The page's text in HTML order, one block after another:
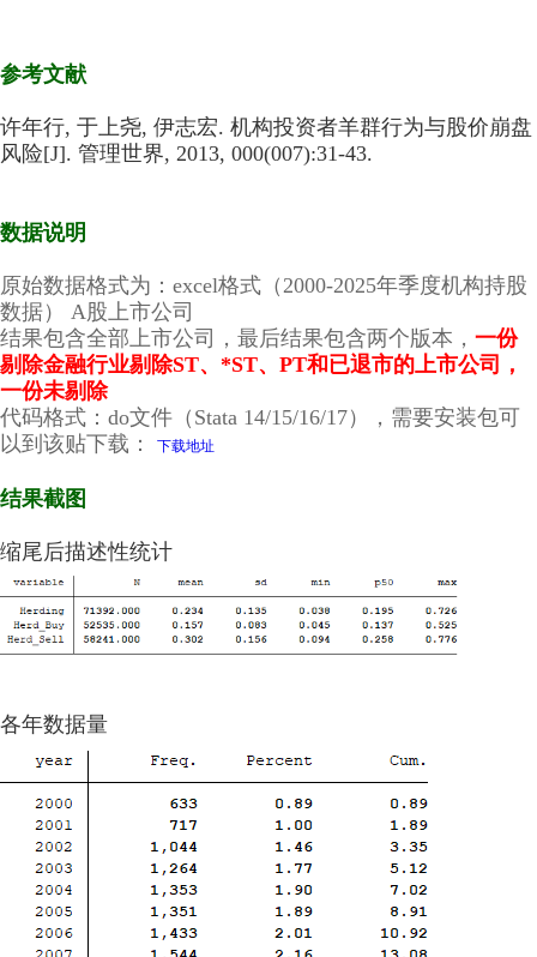
参考文献
许年行, 于上尧, 伊志宏. 机构投资者羊群行为与股价崩盘
风险[J]. 管理世界, 2013, 000(007):31-43.
数据说明
原始数据格式为：excel格式（2000-2025年季度机构持股
数据） A股上市公司
结果包含全部上市公司，最后结果包含两个版本， 一份
剔除金融行业剔除ST、*ST、PT和已退市的上市公司，
一份未剔除
代码格式：do文件（Stata 14/15/16/17），需要安装包可
以到该贴下载：
下载地址
结果截图
缩尾后描述性统计
各年数据量